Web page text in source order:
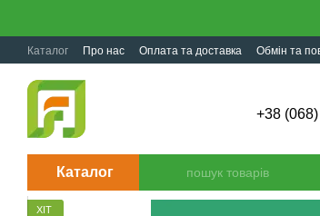
Каталог Про нас Оплата та доставка Обмін та
+38
Каталог
ХІТ